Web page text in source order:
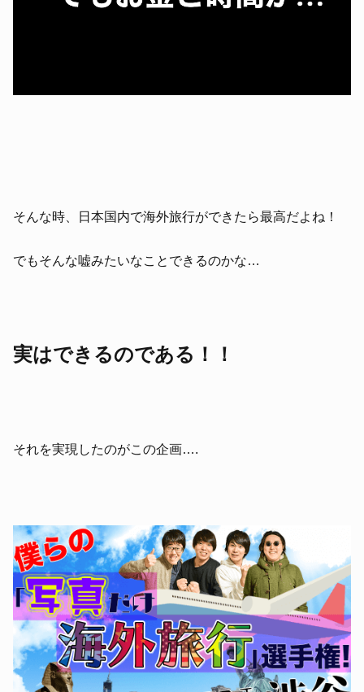
そんな時、日本国内で海外旅行ができたら最高だよね！
でもそんな嘘みたいなことできるのかな…
実はできるのである！！
それを実現したのがこの企画….